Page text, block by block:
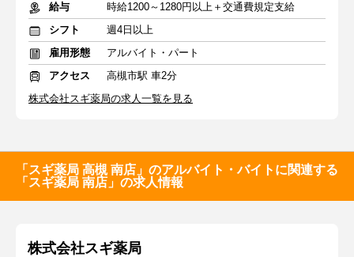
給与
時給1200～1280円以上＋交通費規定支給
シフト
週4日以上
雇用形態
アルバイト・パート
アクセス
高槻市駅 車2分
株式会社スギ薬局の求人一覧を見る
「スギ薬局 高槻 南店」のアルバイト・バイトに関連する
「スギ薬局 南店」の求人情報
株式会社スギ薬局